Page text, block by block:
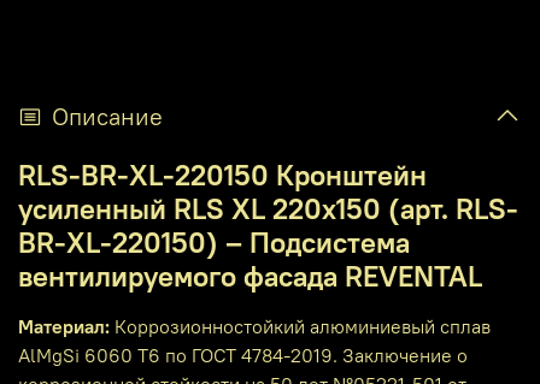
Описание
RLS-BR-XL-220150 Кронштейн
усиленный RLS XL 220x150 (арт. RLS-
BR-XL-220150) – Подсистема
вентилируемого фасада REVENTAL
Материал: Коррозионностойкий алюминиевый сплав
AlMgSi 6060 T6 по ГОСТ 4784-2019. Заключение о